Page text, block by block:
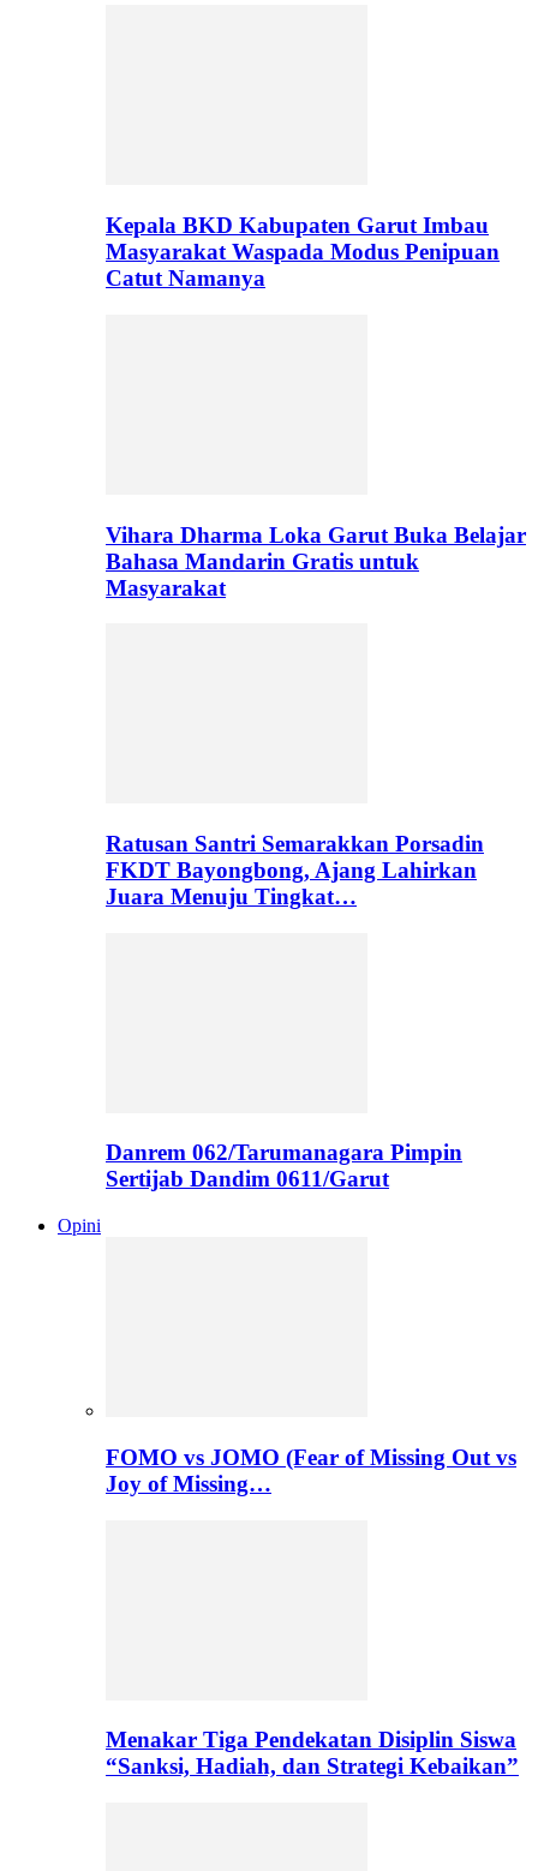
Kepala BKD Kabupaten Garut Imbau
Masyarakat Waspada Modus Penipuan
Catut Namanya
Vihara Dharma Loka Garut Buka Belajar
Bahasa Mandarin Gratis untuk
Masyarakat
Ratusan Santri Semarakkan Porsadin
FKDT Bayongbong, Ajang Lahirkan
Juara Menuju Tingkat…
Danrem 062/Tarumanagara Pimpin
Sertijab Dandim 0611/Garut
Opini
FOMO vs JOMO (Fear of Missing Out vs
Joy of Missing…
Menakar Tiga Pendekatan Disiplin Siswa
“Sanksi, Hadiah, dan Strategi Kebaikan”